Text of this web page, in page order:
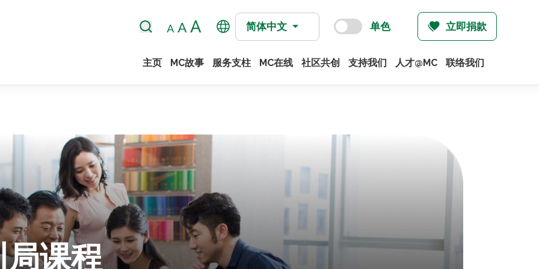
简体中文 单色 立即捐款
主页 MC故事 服务支柱 MC在线 社区共创 支持我们 人才@MC 联络我们
课程